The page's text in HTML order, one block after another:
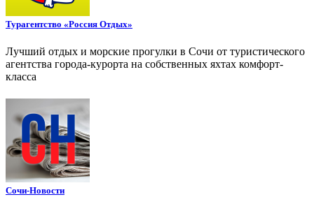
Турагентство «Россия Отдых»
Лучший отдых и морские прогулки в Сочи от туристического
агентства города-курорта на собственных яхтах комфорт-
класса
Сочи-Новости